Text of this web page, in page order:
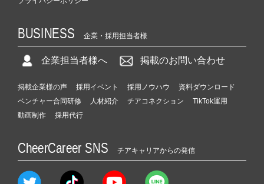
BUSINESS 企業・採用担当者様
企業担当者様へ 掲載のお問い合わせ
掲載企業様の声 採用イベント 採用ノウハウ
資料ダウンロード
ベンチャー合同研修
人材紹介 チアコネクション
TikTok運用
動画制作
採用代行
CheerCareer SNS チアキャリアからの発信